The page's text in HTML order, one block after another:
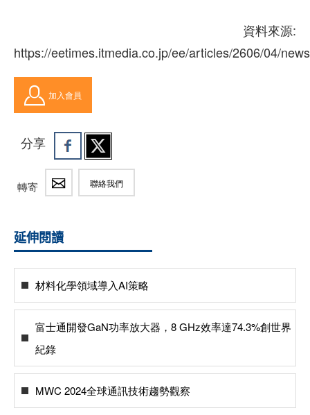
資料來源:
https://eetimes.itmedia.co.jp/ee/articles/2606/04/
加入會員
分享
轉寄 聯絡我們
延伸閱讀
材料化學領域導入AI策略
富士通開發GaN功率放大器，8 GHz效率達74.3%創世界
紀錄
MWC 2024全球通訊技術趨勢觀察